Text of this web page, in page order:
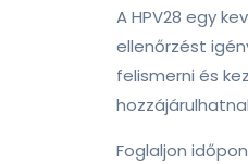
A HPV28 egy
ellenőrzést
felismerni és
Foglaljon